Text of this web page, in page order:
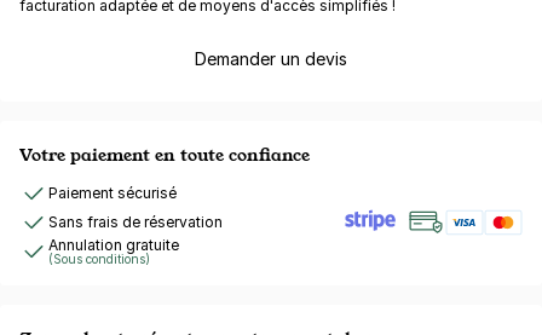
facturation adaptée et de moyens d'accès simplifiés !
Demander un devis
Votre paiement en toute confiance
Paiement sécurisé
Sans frais de réservation
Annulation gratuite
(Sous conditions)